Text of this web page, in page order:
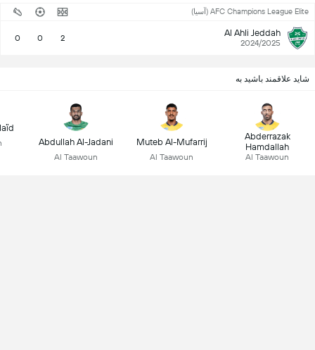
AFC Champions League Elite (آسیا)
Al Ahli Jeddah
2024/2025
2
0
0
شاید علاقمند باشید به
Abderrazak
Hamdallah
Al Taawoun
Muteb Al-Mufarrij
Al Taawoun
Abdullah Al-Jadani
Al Taawoun